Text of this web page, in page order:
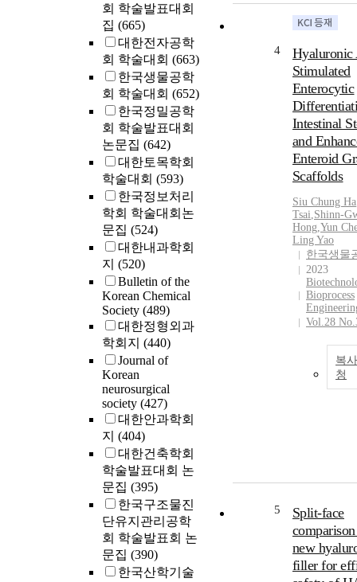
회 학술발표대회
집 (665)
대한전자공학
회 학술대회 (663)
한국생물공학
회 학술대회 (652)
한국정밀공학
회 학술발표대회
논문집 (642)
대한토목학회
학술대회 (593)
한국정보처리
학회 학술대회논
문집 (524)
대한내과학회
지 (520)
Bulletin of the
Korean Chemical
Society (489)
대한정형외과
학회지 (440)
Journal of
Korean
neurosurgical
society (427)
대한안과학회
지 (404)
대한건축학회
학술발표대회 논
문집 (395)
한국구조물진
단유지관리공학
회 학술발표회 논
문집 (390)
한국산학기술
3 cuttings.
298.4 kg
4 cuttings,
level of
467.7 kg
5 cuttings,
Economic N
cuts were in
85.1∼116.1
cut^(-1) in 3
31.3∼69.7 kg
cut^(-1) in 4
30.8∼81.4 kg
cut^(-1) in 5
respectively.
HA-g-
exhibited
transition.
PNIPAAm-
a narrower
range for
changes than
chain
HA
PNIPAAm-
exhibited an
viscosity
35$^{circ}C$,
allowing the
maintain their
24 h after in
in vitro
study, the
gel showed a
sustained
when the
concentration
into the dorsal
rabbit,
sustained
after 60 h.
2012 와
31와 91.
소량은 44. 5,
45, 48. 74와
C/ha 이었다.
2009, 2010,
년에 각각 11.
05 와 -9. 46
이었고, 유기
량은 5. 13, 3.
-4. 25 ton C
다.
엽생산량은
02, 2. 94, 5.
ha-1yr-1이었
량의 유기탄
1. 80, 1. 32,
ton C ha-1yr-
낙엽량 6. 09,
2. 57 ton/ha
의 유기탄소
43, 2. 00, 1.
토양 20cm까
었다. 한라산
에서는 2011
ton C ha-1yr-
소를 대기로
4
Hyaluronic
Stimulated
Enterocytic
Intestinal
and
Enteroid
Scaffolds
Siu Chung Ha
Tsai,Shinn-
Hong,Yun
Ling Yao
한국생물
2023
Bioprocess
Vol.28
복
청
5
Split-face
new
filler for